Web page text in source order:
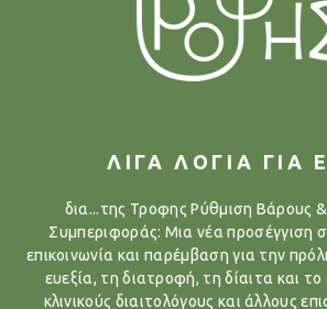
ΛΙΓΑ ΛΟΓΙΑ ΓΙΑ
δια...της Τροφης Ρύθμιση Βάρους
Συμπεριφοράς: Μια νέα προσέγγιση
επικοινωνία και παρέμβαση για την
ευεξία, τη διατροφή, τη δίαιτα και
κλινικούς διαιτολόγους και άλλους